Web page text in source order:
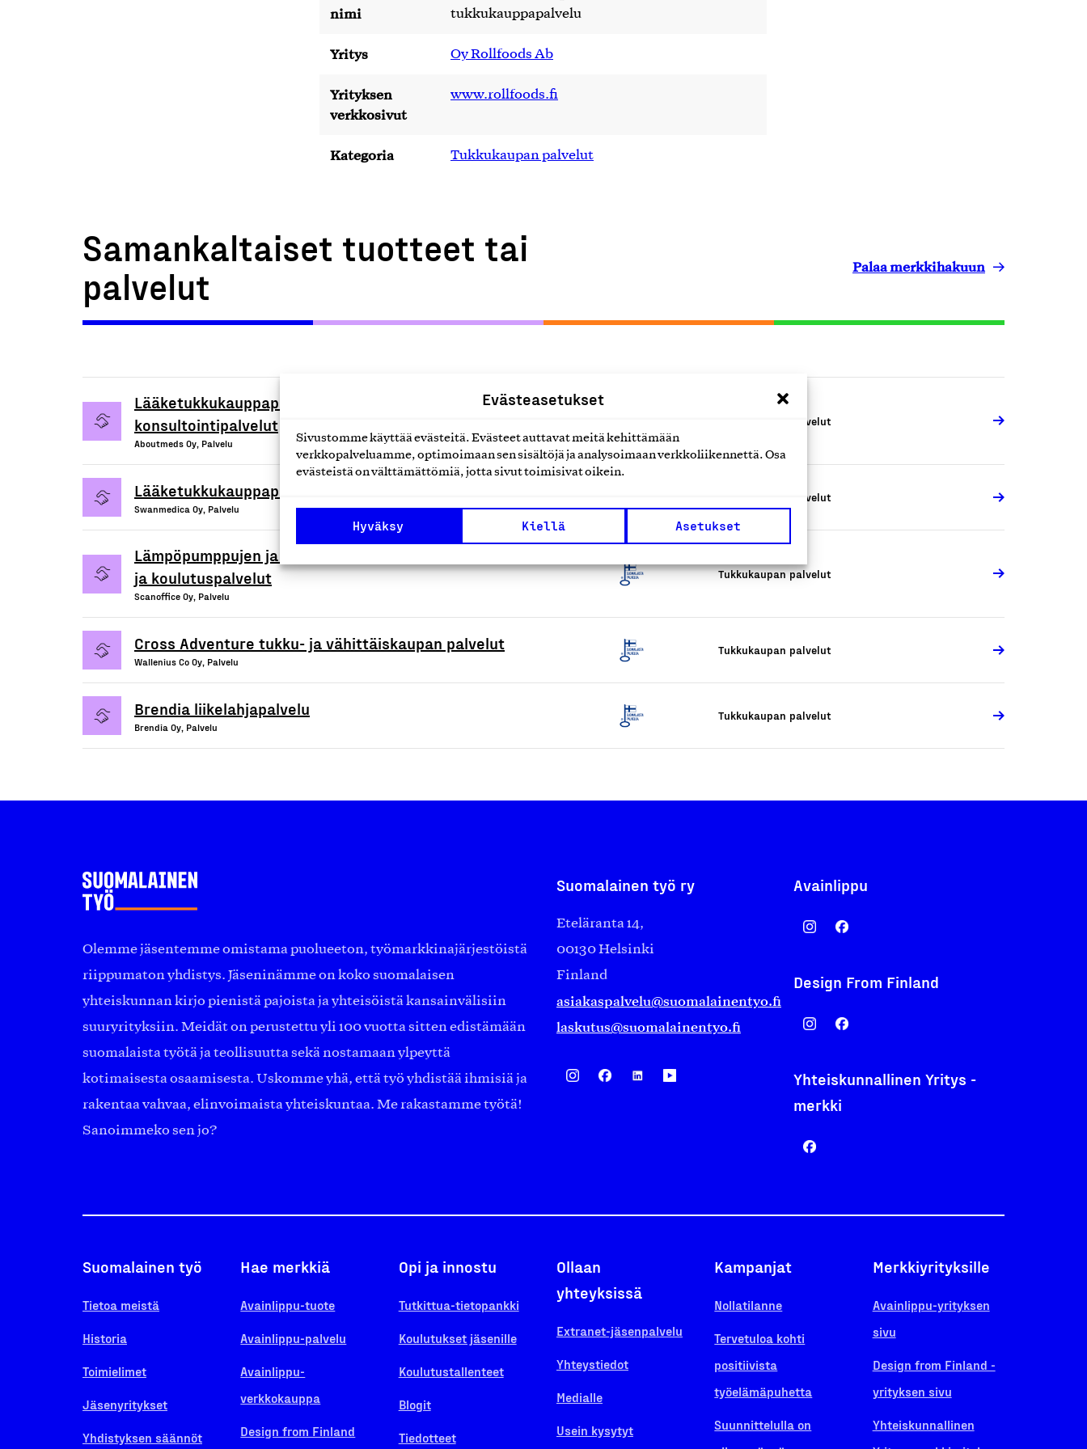
Evästeasetukset
Sivustomme käyttää evästeitä. Evästeet auttavat meitä kehittämään
verkkopalveluamme, optimoimaan sen sisältöjä ja analysoimaan verkkoliikennettä. Osa
evästeistä on välttämättömiä, jotta sivut toimisivat oikein.
Hyväksy Kiellä Asetukset
nimi
tukkukauppapalvelu
Yritys Oy Rollfoods Ab
Yrityksen
verkkosivut
www.rollfoods.fi
Kategoria Tukkukaupan palvelut
Samankaltaiset tuotteet tai
palvelut
Palaa merkkihakuun
Lääketukkukauppapalvelut apteekeille. Koulutus- ja
konsultointipalvelut
Aboutmeds Oy, Palvelu
Tukkukaupan palvelut
Lääketukkukauppapalvelut sekä tieto- ja koulutuspalvelut
Swanmedica Oy, Palvelu
Tukkukaupan palvelut
Lämpöpumppujen ja ilmanvaihdon maahantuonti-, tukkukauppa-
ja koulutuspalvelut
Scanoffice Oy, Palvelu
Tukkukaupan palvelut
Cross Adventure tukku- ja vähittäiskaupan palvelut
Wallenius Co Oy, Palvelu
Tukkukaupan palvelut
Brendia liikelahjapalvelu
Brendia Oy, Palvelu
Tukkukaupan palvelut
Olemme jäsentemme omistama puolueeton, työmarkkinajärjestöistä
riippumaton yhdistys. Jäseninämme on koko suomalaisen
yhteiskunnan kirjo pienistä pajoista ja yhteisöistä kansainvälisiin
suuryrityksiin. Meidät on perustettu yli 100 vuotta sitten edistämään
suomalaista työtä ja teollisuutta sekä nostamaan ylpeyttä
kotimaisesta osaamisesta. Uskomme yhä, että työ yhdistää ihmisiä ja
rakentaa vahvaa, elinvoimaista yhteiskuntaa. Me rakastamme työtä!
Sanoimmeko sen jo?
Suomalainen työ ry
Eteläranta 14,
00130 Helsinki
Finland
asiakaspalvelu@suomalainentyo.fi
laskutus@suomalainentyo.fi
Avainlippu
Design From Finland
Yhteiskunnallinen Yritys -
merkki
Suomalainen työ
Tietoa meistä
Historia
Toimielimet
Jäsenyritykset
Yhdistyksen säännöt
Hae merkkiä
Avainlippu-tuote
Avainlippu-palvelu
Avainlippu-
verkkokauppa
Design from Finland
Opi ja innostu
Tutkittua-tietopankki
Koulutukset jäsenille
Koulutustallenteet
Blogit
Tiedotteet
Ollaan
yhteyksissä
Extranet-jäsenpalvelu
Yhteystiedot
Medialle
Usein kysytyt
Kampanjat
Nollatilanne
Tervetuloa kohti
positiivista
työelämäpuhetta
Suunnittelulla on
Merkkiyrityksille
Avainlippu-yrityksen
sivu
Design from Finland -
yrityksen sivu
Yhteiskunnallinen